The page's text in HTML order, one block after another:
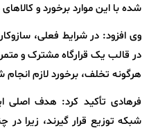
شده با این موارد برخورد و
وی افزود: در شرایط فعلی،
در قالب یک قرارگاه مشترک و
هرگونه تخلف، برخورد لازم انجام
فرهادی تأکید کرد: هدف اصلی
شبکه توزیع قرار گیرند، زیرا در